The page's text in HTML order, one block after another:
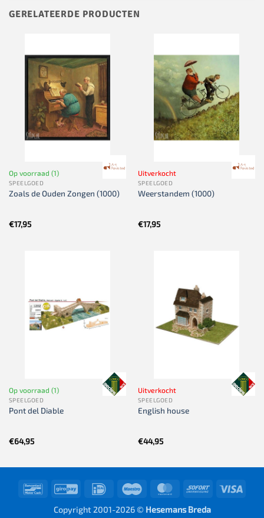
GERELATEERDE PRODUCTEN
Op voorraad (1)
SPEELGOED
Zoals de Ouden Zongen (1000)
€17,95
Uitverkocht
SPEELGOED
Weerstandem (1000)
€17,95
Op voorraad (1)
SPEELGOED
Pont del Diable
€64,95
Uitverkocht
SPEELGOED
English house
€44,95
BancontactGiroPay IDeal Maestro MasterCardSofort
Copyright 2001-2026 © Hesemans Breda